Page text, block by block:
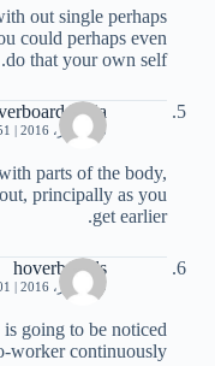
out single perhaps
could perhaps even
do that your own self.
Italia
18 أكتوبر، 2016 | 11:51 م
parts of the body,
principally as you
get earlier.
hoverboards
19 أكتوبر، 2016 | 4:01 ص
going to be noticed
worker continuously.